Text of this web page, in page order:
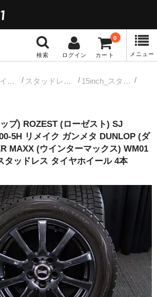
検索 ログイン カート
0
メニュー
イヤホイール
イヤホイール
イヤホイール
イヤホイール
イヤホイール
イヤホイール
イヤホイール
タイヤホイールセット スタッドレス中古タイヤホイール
15inch_スタッドレス中古タイヤホイール
プ) ROZEST (ローゼスト) SJ
5H リメイク ガンメタ DUNLOP (ダ
MAXX (ウインターマックス) WM01
タッドレス タイヤホイール 4本